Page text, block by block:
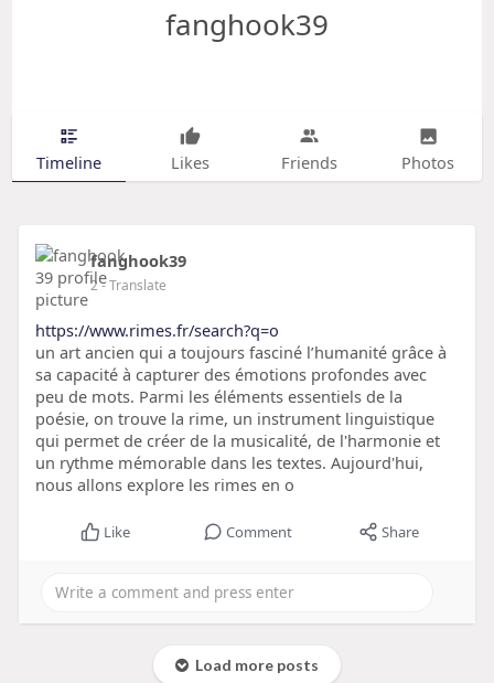
fanghook39
Timeline Likes Friends Photos
fanghook39
2- Translate
https://www.rimes.fr/search?q=o
un art ancien qui a toujours fasciné l’humanité grâce à
sa capacité à capturer des émotions profondes avec
peu de mots. Parmi les éléments essentiels de la
poésie, on trouve la rime, un instrument linguistique
qui permet de créer de la musicalité, de l'harmonie et
un rythme mémorable dans les textes. Aujourd'hui,
nous allons explore les rimes en o
Like Comment Share
Load more posts